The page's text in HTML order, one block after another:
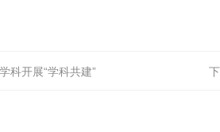
科开展“学科共建”